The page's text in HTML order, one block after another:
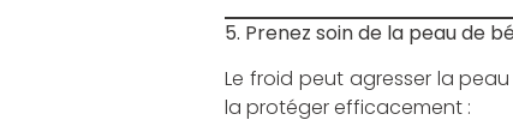
5. Prenez soin de la peau de
Le froid peut agresser la
la protéger efficacement :